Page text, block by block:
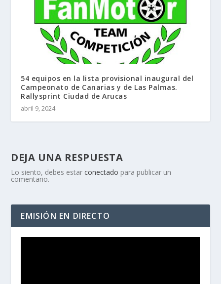
54 equipos en la lista provisional inaugural del
Campeonato de Canarias y de Las Palmas.
Rallysprint Ciudad de Arucas
abril 9, 2024
DEJA UNA RESPUESTA
Lo siento, debes estarconectado para publicar un
comentario.
EMISIÓN EN DIRECTO